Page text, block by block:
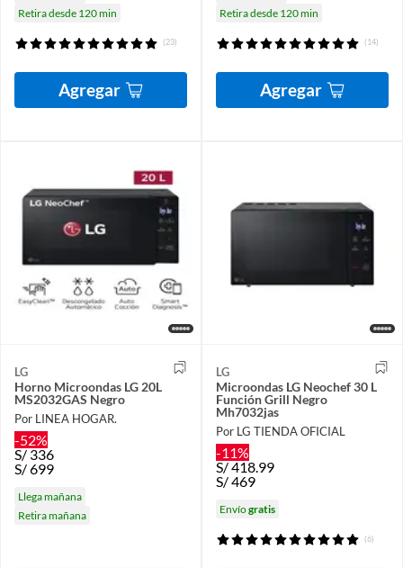
Retira desde 120 min
(23)
Agregar
Retira desde 120 min
(14)
Agregar
LG
Horno Microondas LG 20L
MS2032GAS Negro
Por LINEA HOGAR.
-52%
S/336
S/699
Llega mañana
Retira mañana
LG
Microondas LG Neochef 30 L
Función Grill Negro
Mh7032jas
Por LG TIENDA OFICIAL
-11%
S/418.99
S/469
Envíogratis
(6)